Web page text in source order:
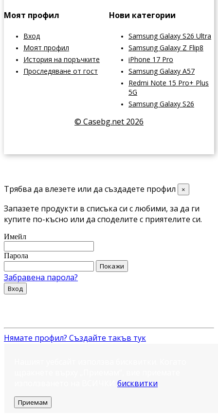
Моят профил
Вход
Моят профил
История на поръчките
Проследяване от гост
Нови категории
Samsung Galaxy S26 Ultra
Samsung Galaxy Z Flip8
iPhone 17 Pro
Samsung Galaxy A57
Redmi Note 15 Pro+ Plus
5G
Samsung Galaxy S26
© Casebg.net 2026
Трябва да влезете или да създадете профил ×
Запазете продукти в списъка си с любими, за да ги
купите по-късно или да споделите с приятелите си.
Имейл
Парола
Покажи
Забравена парола?
Вход
Нямате профил? Създайте такъв тук
бисквитки
Приемам